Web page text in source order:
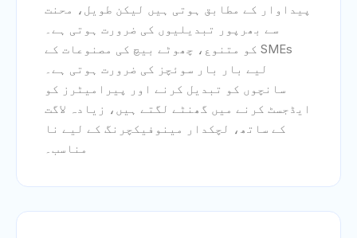
پیداوار کے مطابق ہوتی ہیں لیکن طویل، محنت
سے بھرپور تبدیلیوں کی ضرورت ہوتی ہے۔
SMEs کو متنوع، چھوٹے بیچ کی مصنوعات کے
لیے بار بار سوئچز کی ضرورت ہوتی ہے۔
سانچوں کو تبدیل کرنے اور پیرامیٹرز کو
ایڈجسٹ کرنے میں گھنٹے لگتے ہیں، زیادہ لاگت
کے ساتھ، لچکدار مینوفیکچرنگ کے لیے نا
مناسب۔